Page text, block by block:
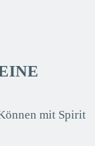
mit Spirit